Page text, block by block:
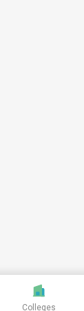
Colleges